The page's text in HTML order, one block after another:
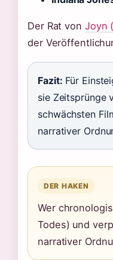
Der Rat von Joyn
der
Fazit: Für
sie Zeitsprünge
schwächsten
narrativer
DER HAKEN
Wer
Todes) und
narrativer